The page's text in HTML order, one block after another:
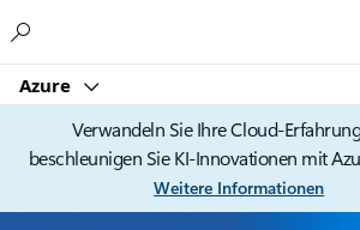
Azure
Verwandeln Sie Ihre Cloud-
beschleunigen Sie KI-Innovationen mit
Weitere Informationen